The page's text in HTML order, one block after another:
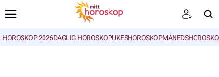
HOROSKOP 2026DAGLIG HOROSKOPUKESHOROSKOP